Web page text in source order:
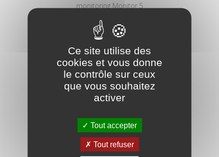
monitoring Monitor 5
279,90 €
Ce site utilise des
cookies et vous donne
le contrôle sur ceux
que vous souhaitez
activer
Tout accepter
Tout refuser